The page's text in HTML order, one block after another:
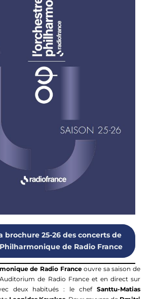
brochure 25-26 des concerts de
de Radio France
de Radio Franceouvre sa saison de
de Radio France et en direct sur
deux habitués : le chef Santtu-Matias